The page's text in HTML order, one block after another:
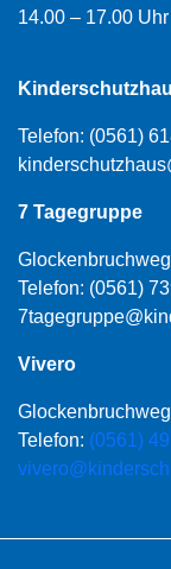
14.00 – 17.00
Telefon: (0561)
7 Tagegruppe
Telefon: (0561)
Vivero
Telefon: (0561)